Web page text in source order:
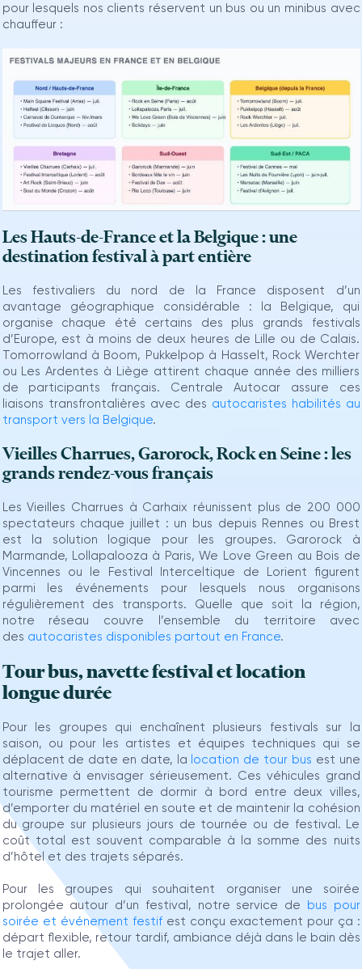
pour lesquels nos clients réservent un bus ou un minibus avec
chauffeur :
Les Hauts-de-France et la Belgique : une
destination festival à part entière
Les festivaliers du nord de la France disposent d’un
avantage géographique considérable : la Belgique, qui
organise chaque été certains des plus grands festivals
d’Europe, est à moins de deux heures de Lille ou de Calais.
Tomorrowland à Boom, Pukkelpop à Hasselt, Rock Werchter
ou Les Ardentes à Liège attirent chaque année des milliers
de participants français. Centrale Autocar assure ces
liaisons transfrontalières avec des autocaristes habilités au
transport vers la Belgique.
Vieilles Charrues, Garorock, Rock en Seine : les
grands rendez-vous français
Les Vieilles Charrues à Carhaix réunissent plus de 200 000
spectateurs chaque juillet : un bus depuis Rennes ou Brest
est la solution logique pour les groupes. Garorock à
Marmande, Lollapalooza à Paris, We Love Green au Bois de
Vincennes ou le Festival Interceltique de Lorient figurent
parmi les événements pour lesquels nous organisons
régulièrement des transports. Quelle que soit la région,
notre réseau couvre l’ensemble du territoire avec
des autocaristes disponibles partout en France.
Tour bus, navette festival et location
longue durée
Pour les groupes qui enchaînent plusieurs festivals sur la
saison, ou pour les artistes et équipes techniques qui se
déplacent de date en date, la location de tour bus est une
alternative à envisager sérieusement. Ces véhicules grand
tourisme permettent de dormir à bord entre deux villes,
d’emporter du matériel en soute et de maintenir la cohésion
du groupe sur plusieurs jours de tournée ou de festival. Le
coût total est souvent comparable à la somme des nuits
d’hôtel et des trajets séparés.
Pour les groupes qui souhaitent organiser une soirée
prolongée autour d’un festival, notre service de bus pour
soirée et événement festifest conçu exactement pour ça :
départ flexible, retour tardif, ambiance déjà dans le bain dès
le trajet aller.